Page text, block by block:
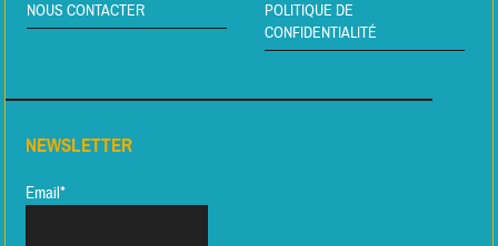
NOUS CONTACTER
POLITIQUE DE
CONFIDENTIALITÉ
NEWSLETTER
Email*